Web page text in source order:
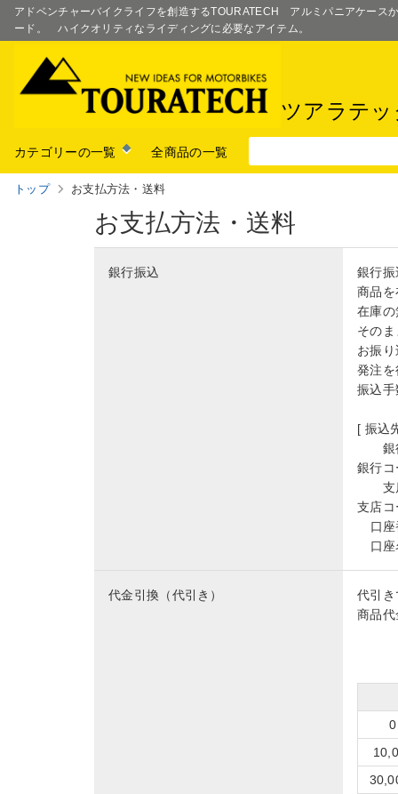
アドベンチャーバイクライフを創造するTOURATECH アルミパニアケース
ード。 ハイクオリティなライディングに必要なアイテム。
ツアラテ
カテゴリーの一覧 全商品の一覧
トップ お支払方法・送料
お支払方法・送料
銀行振込
銀行
商品
在庫
その
お振
発注
振込
[ 振込
銀
銀行
支
支店
口
口
代金引換（代引き）
代引
商品